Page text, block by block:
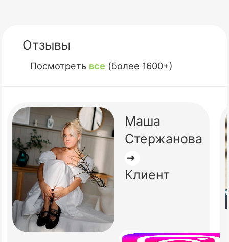
Отзывы
Посмотреть все (более 1600+)
Маша
Стержанова
➔
Клиент